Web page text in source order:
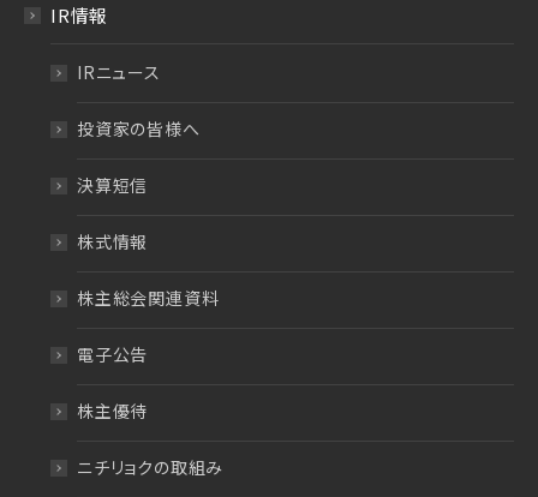
IR情報
IRニュース
投資家の皆様へ
決算短信
株式情報
株主総会関連資料
電子公告
株主優待
ニチリョクの取組み